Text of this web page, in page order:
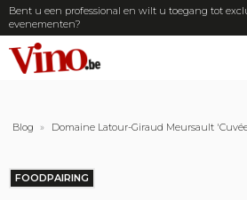
Bent u een professional en wilt u toegang tot
evenementen?
Blog » Domaine Latour-Giraud Meursault
FOODPAIRING